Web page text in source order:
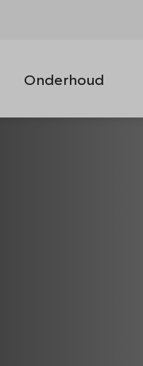
Onderhoud